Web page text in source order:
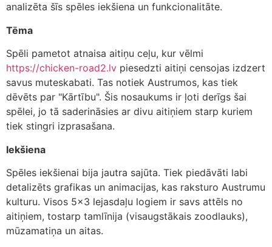
analizēta šīs spēles iekšiena un funkcionalitāte.
Tēma
Spēli pametot atnaisa aitiņu ceļu, kur vēlmi
https://chicken-road2.lv piesedzti aitiņi censojas izdzert
savus muteskabati. Tas notiek Austrumos, kas tiek
dēvēts par "Kārtību". Šis nosaukums ir ļoti derīgs šai
spēlei, jo tā saderināsies ar divu aitiņiem starp kuriem
tiek stingri izprasašana.
Iekšiena
Spēles iekšienai bija jautra sajūta. Tiek piedāvāti labi
detalizēts grafikas un animacijas, kas raksturo Austrumu
kulturu. Visos 5×3 lejasdaļu logiem ir savs attēls no
aitiņiem, tostarp tamlīnija (visaugstākais zoodlauks),
mūzamatiņa un aitas.